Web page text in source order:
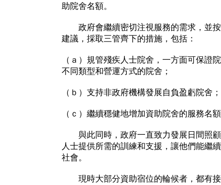
助院舍名額。
政府會繼續密切注視服務的需求，並按
建議，採取三管齊下的措施，包括：
（ａ）規管殘疾人士院舍，一方面可保證
不同類型和營運方式的院舍；
（ｂ）支持非政府機構發展自負盈虧院舍
（ｃ）繼續穩健地增加資助院舍的服務名
與此同時，政府一直致力發展日間照顧
人士提供所需的訓練和支援，讓他們能繼
社會。
現時大部分資助宿位的輪候者，都有接